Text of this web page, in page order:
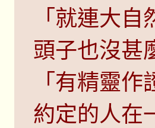
「就連大
頭子也沒甚
「有精靈
約定的人在